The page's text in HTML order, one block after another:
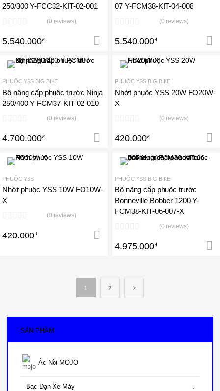
250/300 Y-FCC32-KIT-02-001
(0 reviews)
5.540.000₫ Thêm vào giỏ hàng
07 Y-FCM38-KIT-04-008
(0 reviews)
5.540.000₫
Add to Compare
PHUỘC YSS BIG BIKE
Bộ nâng cấp phuộc trước Ninja
250/400 Y-FCM37-KIT-02-010
(0 reviews)
4.700.000₫ Thêm vào giỏ hàng
Add
PHUỘC YSS BIG BIKE
Nhớt phuộc YSS 20W FO20W-
X
(0 reviews)
420.000₫
Add to Compare
PHUỘC YSS
Nhớt phuộc YSS 10W FO10W-
X
(0 reviews)
420.000₫
PHUỘC YSS BIG BIKE
Bộ nâng cấp phuộc trước
Bonneville Bobber 1200 Y-
FCM38-KIT-06-007-X
(0 reviews)
4.975.000₫
1 2
SẢN PHẨM
Ắc Nồi MOJO
Bạc Đạn Xe Máy